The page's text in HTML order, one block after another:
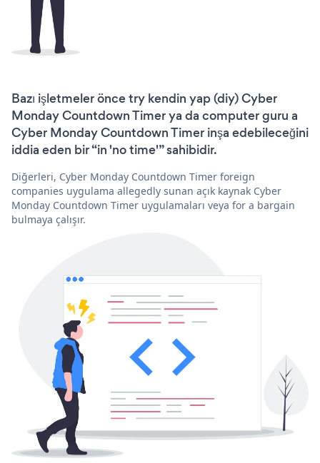
Bazı işletmeler önce try kendin yap (diy) Cyber
Monday Countdown Timer ya da computer guru a
Cyber Monday Countdown Timer inşa edebileceğini
iddia eden bir “in 'no time'” sahibidir.
Diğerleri, Cyber Monday Countdown Timer foreign
companies uygulama allegedly sunan açık kaynak Cyber
Monday Countdown Timer uygulamaları veya for a bargain
bulmaya çalışır.